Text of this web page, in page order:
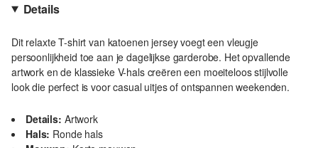
Details
Dit relaxte T-shirt van katoenen jersey voegt een vleugje
persoonlijkheid toe aan je dagelijkse garderobe. Het opvallende
artwork en de klassieke V-hals creëren een moeiteloos stijlvolle
look die perfect is voor casual uitjes of ontspannen weekenden.
Details: Artwork
Hals: Ronde hals